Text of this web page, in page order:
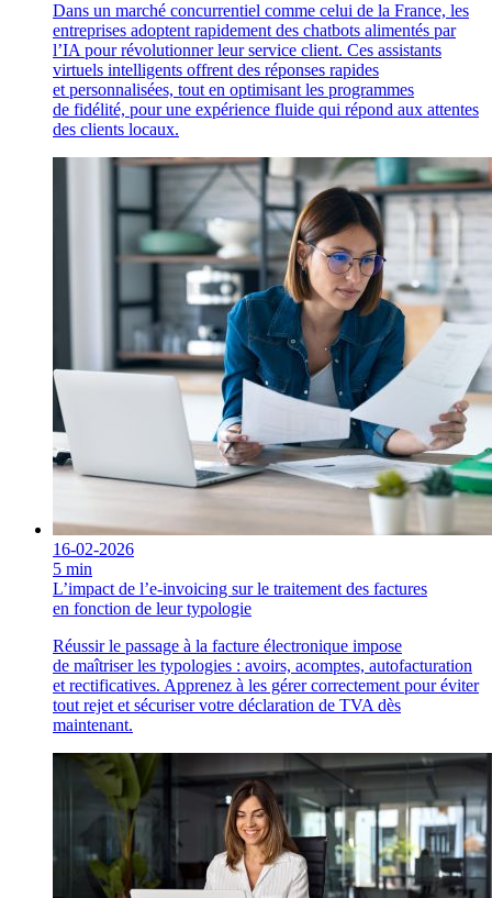
Dans un marché concurrentiel comme celui de la France, les
entreprises adoptent rapidement des chatbots alimentés par
l’IA pour révolutionner leur service client. Ces assistants
virtuels intelligents offrent des réponses rapides
et personnalisées, tout en optimisant les programmes
de fidélité, pour une expérience fluide qui répond aux attentes
des clients locaux.
16-02-2026
5 min
L’impact de l’e-invoicing sur le traitement des factures
en fonction de leur typologie
Réussir le passage à la facture électronique impose
de maîtriser les typologies : avoirs, acomptes, autofacturation
et rectificatives. Apprenez à les gérer correctement pour éviter
tout rejet et sécuriser votre déclaration de TVA dès
maintenant.